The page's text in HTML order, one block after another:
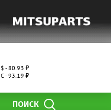
$ - 80.93 ₽
€ - 93.19 ₽
ПОИСК